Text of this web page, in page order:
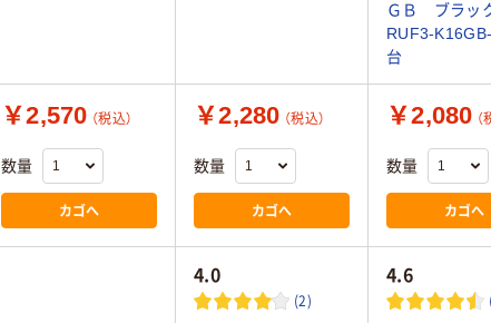
ＧＢ ブラッ
RUF3-
台
￥2,570 （税込）
数量
カゴへ
￥2,280 （税込）
数量
カゴへ
￥2,080 （
数量
カゴへ
4.0
(2)
4.6